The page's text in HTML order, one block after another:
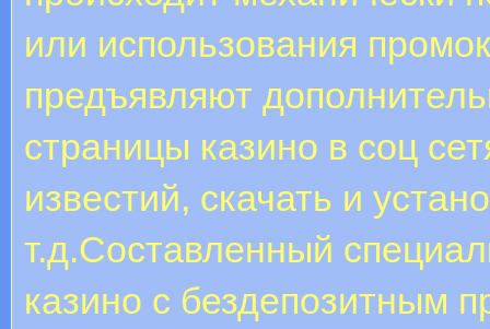
или использования
предъявляют
страницы казино в соц
известий, скачать и
т.д.Составленный
казино с бездепозитным